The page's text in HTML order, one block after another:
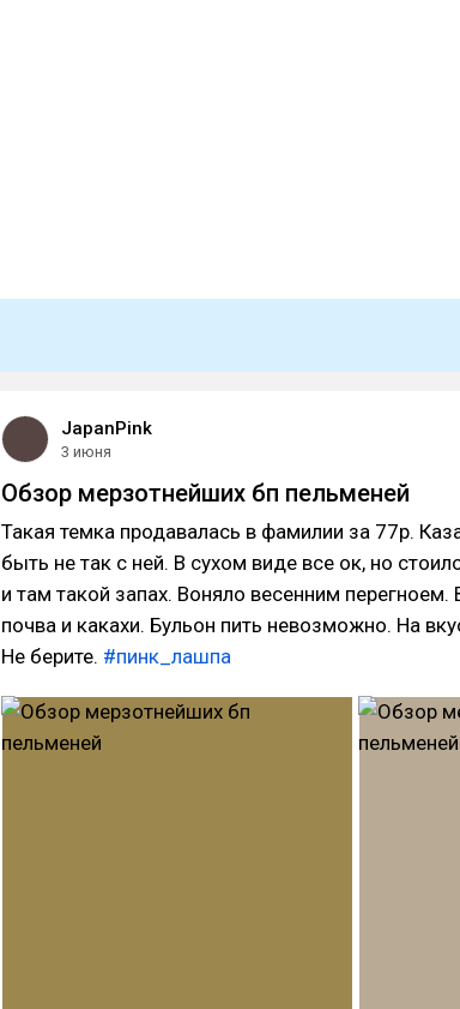
JapanPink
3 июня
Обзор мерзотнейших бп пельменей
Такая темка продавалась в фамилии за 77р.
быть не так с ней. В сухом виде все ок, но
и там такой запах. Воняло весенним перегноем.
почва и какахи. Бульон пить невозможно. На
Не берите. #пинк_лашпа